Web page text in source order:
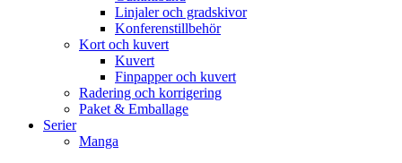
Linjaler och gradskivor
Konferenstillbehör
Kort och kuvert
Kuvert
Finpapper och kuvert
Radering och korrigering
Paket & Emballage
Serier
Manga